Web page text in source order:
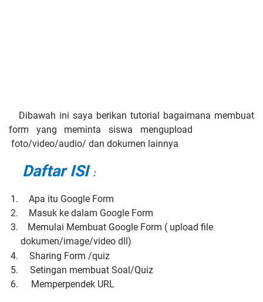
ini saya berikan tutorial bagaimana membuat
form yang meminta siswa mengupload
foto/video/audio/ dan dokumen lainnya
Daftar ISI :
Apa itu Google Form
Masuk ke dalam Google Form
Memulai Membuat Google Form ( upload file
dokumen/image/video dll)
Sharing Form /quiz
Setingan membuat Soal/Quiz
Memperpendek URL